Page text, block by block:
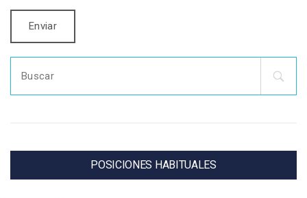
for:
POSICIONES HABITUALES